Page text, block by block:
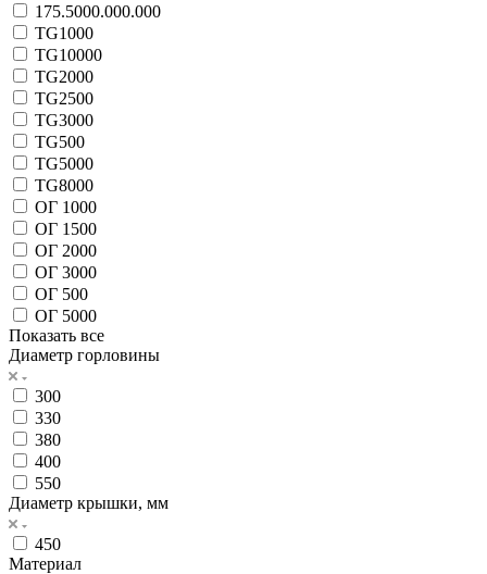
175.5000.000.000
TG1000
TG10000
TG2000
TG2500
TG3000
TG500
TG5000
TG8000
ОГ 1000
ОГ 1500
ОГ 2000
ОГ 3000
ОГ 500
ОГ 5000
Показать все
Диаметр горловины
300
330
380
400
550
Диаметр крышки, мм
450
Материал